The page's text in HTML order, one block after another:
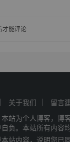
才能评论
关于我们
留言
站为个人博客，博
负。本站所有内容
站内容，说明您已